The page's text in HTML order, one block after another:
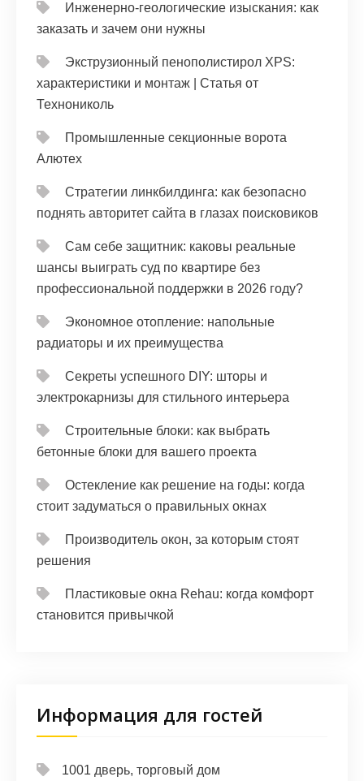
Инженерно-геологические изыскания: как
заказать и зачем они нужны
Экструзионный пенополистирол XPS:
характеристики и монтаж | Статья от
Технониколь
Промышленные секционные ворота
Алютех
Стратегии линкбилдинга: как безопасно
поднять авторитет сайта в глазах поисковиков
Сам себе защитник: каковы реальные
шансы выиграть суд по квартире без
профессиональной поддержки в 2026 году?
Экономное отопление: напольные
радиаторы и их преимущества
Секреты успешного DIY: шторы и
электрокарнизы для стильного интерьера
Строительные блоки: как выбрать
бетонные блоки для вашего проекта
Остекление как решение на годы: когда
стоит задуматься о правильных окнах
Производитель окон, за которым стоят
решения
Пластиковые окна Rehau: когда комфорт
становится привычкой
Информация для гостей
1001 дверь, торговый дом